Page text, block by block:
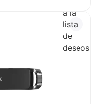
a la
lista
de
deseos